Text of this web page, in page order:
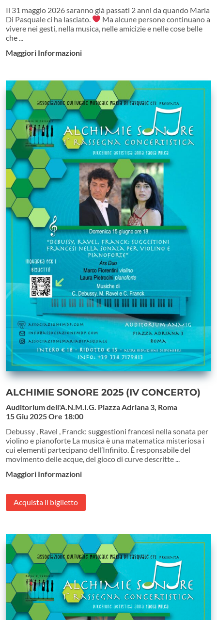
Il 31 maggio 2026 saranno già passati 2 anni da quando Maria
Di Pasquale ci ha lasciato.
Ma alcune persone continuano a
vivere nei gesti, nella musica, nelle amicizie e nelle cose belle
che ...
Maggiori Informazioni
ALCHIMIE SONORE 2025 (IV CONCERTO)
Auditorium dell'A.N.M.I.G. Piazza Adriana 3, Roma
15 Giu 2025Ore 18:00
Debussy , Ravel , Franck: suggestioni francesi nella sonata per
violino e pianoforte La musica è una matematica misteriosa i
cui elementi partecipano dell’Infinito. È responsabile del
movimento delle acque, del gioco di curve descritte ...
Maggiori Informazioni
Acquista il biglietto